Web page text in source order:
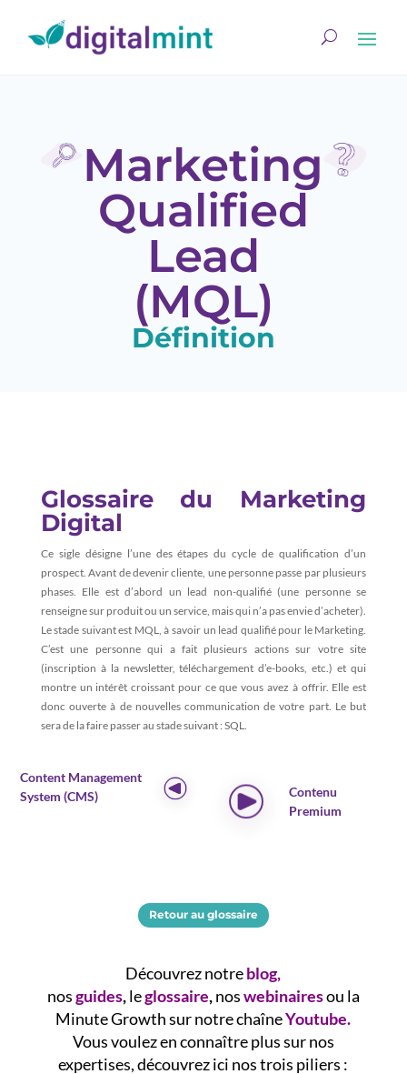
Marketing
Qualified
Lead
(MQL)
Définition
Glossaire du Marketing
Digital
Ce sigle désigne l’une des étapes du cycle de qualification d’un
prospect. Avant de devenir cliente, une personne passe par plusieurs
phases. Elle est d’abord un lead non-qualifié (une personne se
renseigne sur produit ou un service, mais qui n’a pas envie d’acheter).
Le stade suivant est MQL, à savoir un lead qualifié pour le Marketing.
C’est une personne qui a fait plusieurs actions sur votre site
(inscription à la newsletter, téléchargement d’e-books, etc.) et qui
montre un intérêt croissant pour ce que vous avez à offrir. Elle est
donc ouverte à de nouvelles communication de votre part. Le but
sera de la faire passer au stade suivant : SQL.
Content Management
System (CMS)
Contenu
Premium
Retour au glossaire
Découvrez notreblog,
nosguides,leglossaire,noswebinairesou la
Minute Growth sur notre chaîneYoutube.
Vous voulez en connaître plus sur nos
expertises, découvrez ici nos trois piliers :